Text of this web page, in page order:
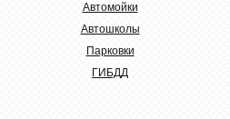
Автомойки
Автошколы
Парковки
ГИБДД